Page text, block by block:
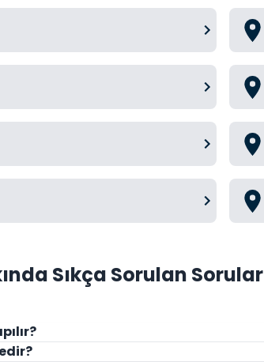
Sıkça Sorulan Sorular